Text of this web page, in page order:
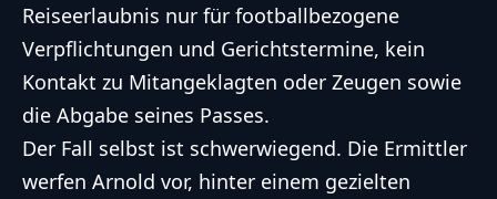
Reiseerlaubnis nur für footballbezogene
Verpflichtungen und Gerichtstermine, kein
Kontakt zu Mitangeklagten oder Zeugen sowie
die Abgabe seines Passes.
Der Fall selbst ist schwerwiegend. Die Ermittler
werfen Arnold vor, hinter einem gezielten